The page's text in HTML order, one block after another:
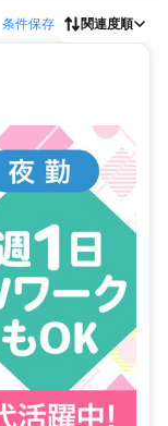
条件保存 関連度順